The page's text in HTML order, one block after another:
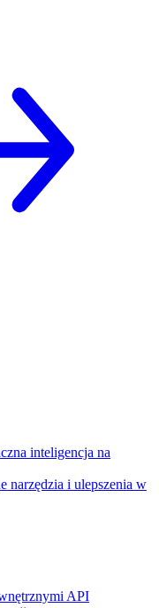
inteligencja na
narzędzia i ulepszenia w
API